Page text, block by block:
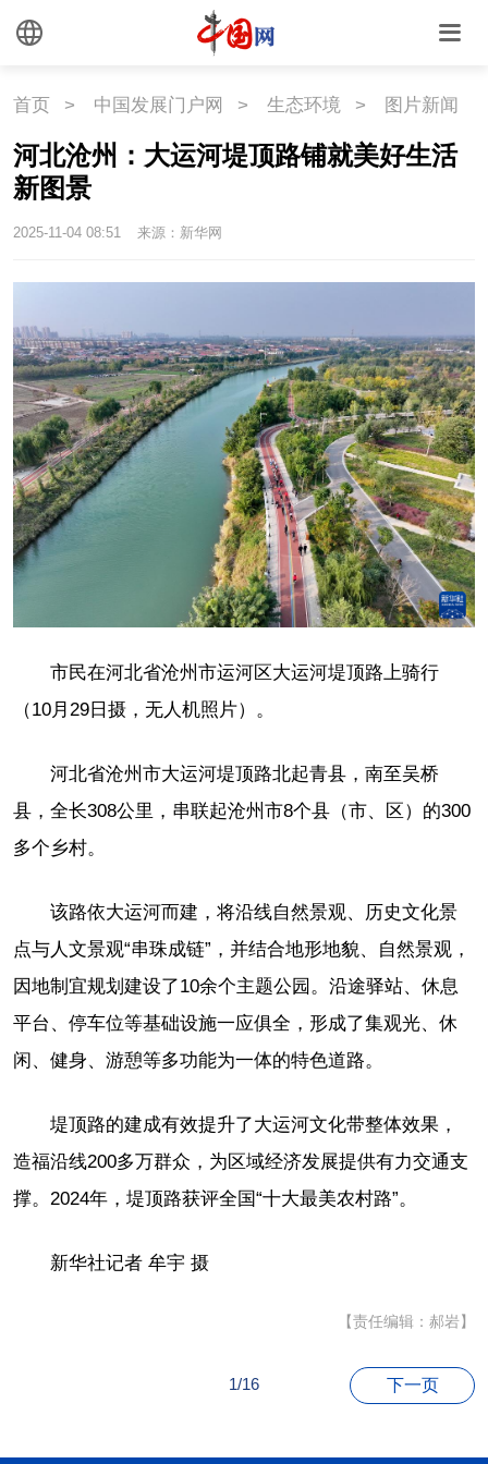
首页 > 中国发展门户网 > 生态环境 > 图片新闻
河北沧州：大运河堤顶路铺就美好生活
新图景
2025-11-04 08:51 来源：新华网
市民在河北省沧州市运河区大运河堤顶路上骑行
（10月29日摄，无人机照片）。
河北省沧州市大运河堤顶路北起青县，南至吴桥
县，全长308公里，串联起沧州市8个县（市、区）的300
多个乡村。
该路依大运河而建，将沿线自然景观、历史文化景
点与人文景观“串珠成链”，并结合地形地貌、自然景观，
因地制宜规划建设了10余个主题公园。沿途驿站、休息
平台、停车位等基础设施一应俱全，形成了集观光、休
闲、健身、游憩等多功能为一体的特色道路。
堤顶路的建成有效提升了大运河文化带整体效果，
造福沿线200多万群众，为区域经济发展提供有力交通支
撑。2024年，堤顶路获评全国“十大最美农村路”。
新华社记者 牟宇 摄
【责任编辑：郝岩】
1/16 下一页